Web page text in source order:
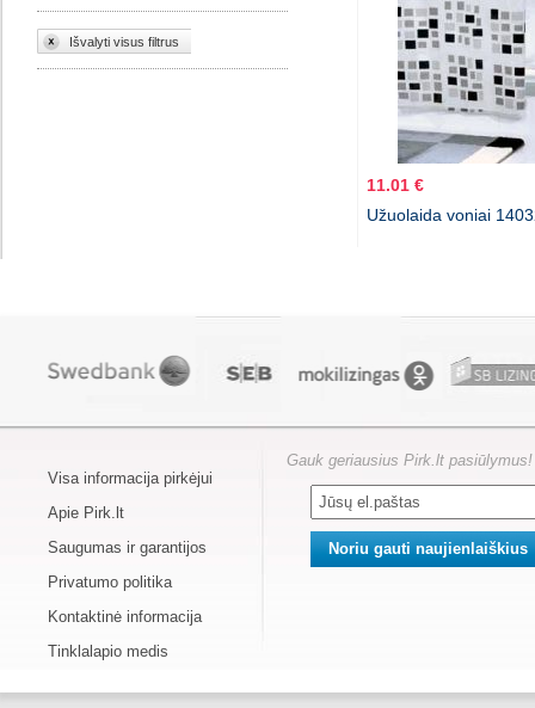
Išvalyti visus filtrus
11.01 €
Užuolaida voniai
Visa informacija pirkėjui
Apie Pirk.lt
Saugumas ir garantijos
Privatumo politika
Kontaktinė informacija
Tinklalapio medis
Gauk geriausius Pirk.lt pasiūlymus!